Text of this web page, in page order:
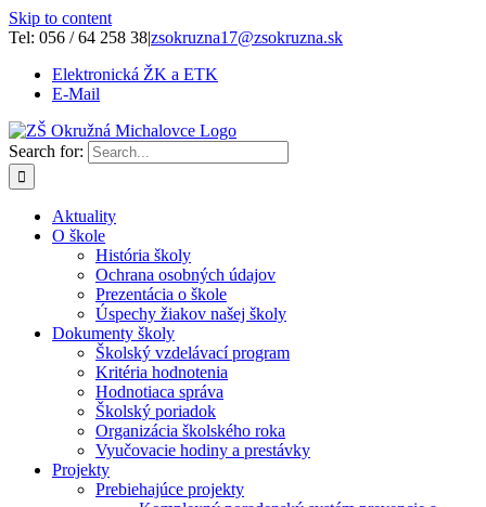
Skip to content
Tel: 056 / 64 258 38|zsokruzna17@zsokruzna.sk
Elektronická ŽK a ETK
E-Mail
Search for:
Aktuality
O škole
História školy
Ochrana osobných údajov
Prezentácia o škole
Úspechy žiakov našej školy
Dokumenty školy
Školský vzdelávací program
Kritéria hodnotenia
Hodnotiaca správa
Školský poriadok
Organizácia školského roka
Vyučovacie hodiny a prestávky
Projekty
Prebiehajúce projekty